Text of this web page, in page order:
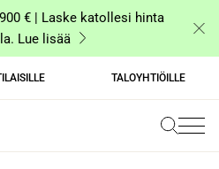
€ | Laske katollesi hinta
Lue lisää
TALOYHTIÖILLE